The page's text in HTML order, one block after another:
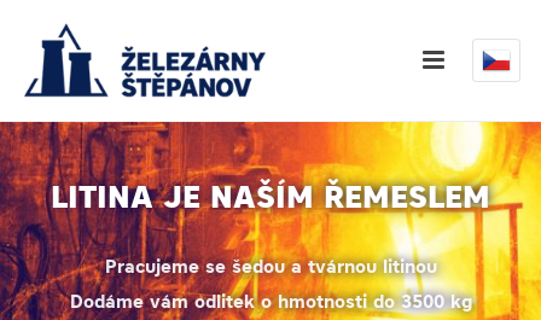
LITINA JE NAŠÍM ŘEMESLEM
Pracujeme se šedou a tvárnou litinou
Dodáme vám odlitek o hmotnosti do 3500 kg